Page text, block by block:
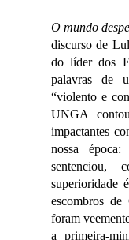
O mundo
discurso de
do líder dos
palavras de
“violento e
UNGA
impactantes
nossa
superioridade
escombros
foram
a primeira-